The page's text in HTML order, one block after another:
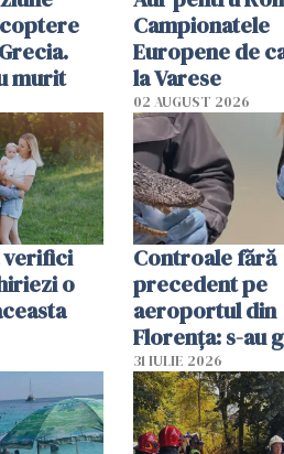
murit
Campionatele
Europene de
la Varese
02 AUGUST 2026
verifici
o
Controale fără
precedent pe
aeroportul din
Florența: s-au
capete de
sumă imensă
31 IULIE 2026